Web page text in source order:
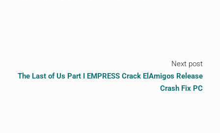
Next post
The Last of Us Part I EMPRESS Crack ElAmigos Release
Crash Fix PC